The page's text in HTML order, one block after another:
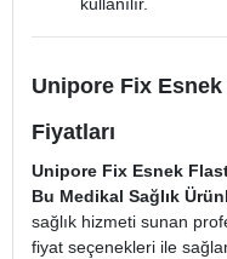
kullanılır.
Unipore Fix
Fiyatları
Unipore Fix Esnek
Bu Medikal Sağlık
sağlık hizmeti sunan
fiyat seçenekleri ile